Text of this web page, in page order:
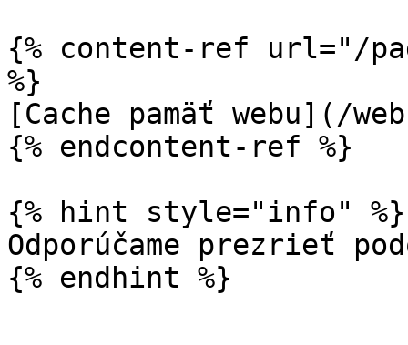
{% content-ref url="/
%}
[Cache pamäť webu](/
{% endcontent-ref %}
{% hint style="info" %}
Odporúčame prezrieť